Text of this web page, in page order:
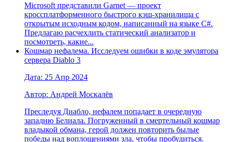
Microsoft представили Garnet — проект
кроссплатформенного быстрого кэш-хранилища с
открытым исходным кодом, написанный на языке C#.
Предлагаю расчехлить статический анализатор и
посмотреть, какие...
Кошмар нефалема. Исследуем ошибки в коде эмулятора
сервера Diablo 3
Дата: 25 Апр 2024
Автор: Андрей Москалёв
Преследуя Диабло, нефалем попадает в очередную
западню Белиала. Погруженный в смертельный кошмар
владыкой обмана, герой должен повторить былые
победы над воплощениями зла, чтобы пробудиться.